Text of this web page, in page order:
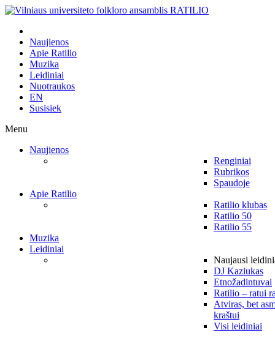
Naujienos
Apie Ratilio
Muzika
Leidiniai
Nuotraukos
EN
Susisiek
Menu
Naujienos
Renginiai
Rubrikos
Spaudoje
Apie Ratilio
Ratilio klubas
Ratilio 50
Ratilio 55
Muzika
Leidiniai
Naujausi
DJ Kaziukas
Etnožadintuvai
Ratilio – ratui
Atviras, bet
kraštui
Visi leidiniai